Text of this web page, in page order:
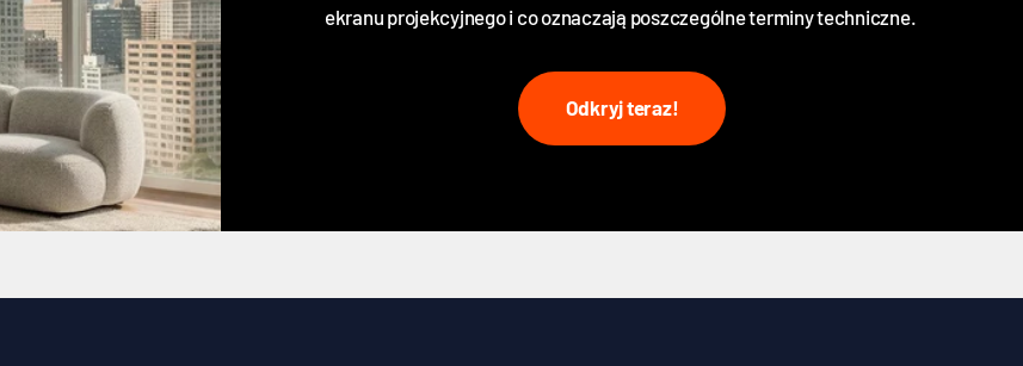
ekranu projekcyjnego i co oznaczają poszczególne terminy techniczne.
Odkryj teraz!